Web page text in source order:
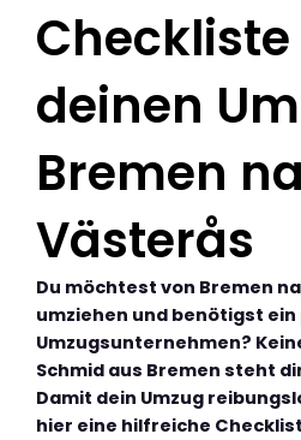
deinen
Bremen
Västerås
Du möchtest von Bremen
umziehen und benötigst
Umzugsunternehmen?
Schmid aus Bremen steht
Damit dein Umzug
hier eine hilfreiche